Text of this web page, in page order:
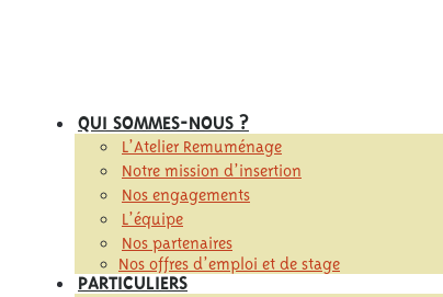
QUI SOMMES-NOUS ?
L’Atelier Remuménage
Notre mission d’insertion
Nos engagements
L’équipe
Nos partenaires
Nos offres d’emploi et de stage
PARTICULIERS